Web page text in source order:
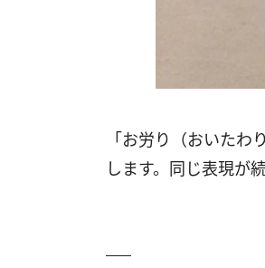
「お労り（おいた
します。同じ表現が